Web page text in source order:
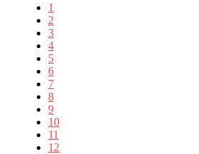
1
2
3
4
5
6
7
8
9
10
11
12